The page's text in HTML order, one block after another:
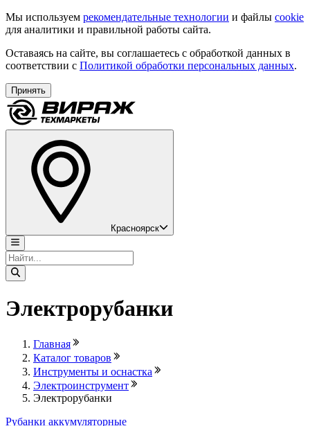
Мы используем рекомендательные технологии и файлы cookie
для аналитики и правильной работы сайта.
Оставаясь на сайте, вы соглашаетесь с обработкой данных в
соответствии с Политикой обработки персональных данных.
Принять
Красноярск
Электрорубанки
Главная
Каталог товаров
Инструменты и оснастка
Электроинструмент
Электрорубанки
Рубанки аккумуляторные